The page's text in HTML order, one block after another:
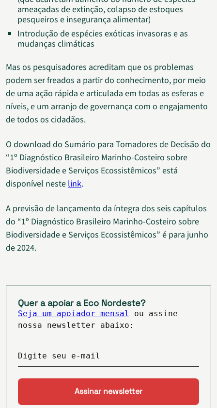
ameaçadas de extinção, colapso de estoques
pesqueiros e insegurança alimentar)
Introdução de espécies exóticas invasoras e as
mudanças climáticas
Mas os pesquisadores acreditam que os problemas
podem ser freados a partir do conhecimento, por meio
de uma ação rápida e articulada em todas as esferas e
níveis, e um arranjo de governança com o engajamento
de todos os cidadãos.
O download do Sumário para Tomadores de Decisão do
“1º Diagnóstico Brasileiro Marinho-Costeiro sobre
Biodiversidade e Serviços Ecossistêmicos” está
disponível neste link.
A previsão de lançamento da íntegra dos seis capítulos
do “1º Diagnóstico Brasileiro Marinho-Costeiro sobre
Biodiversidade e Serviços Ecossistêmicos” é para junho
de 2024.
Quer a apoiar a Eco Nordeste?
Seja um apoiador mensal
ou assine
nossa newsletter abaixo:
Digite seu e-mail